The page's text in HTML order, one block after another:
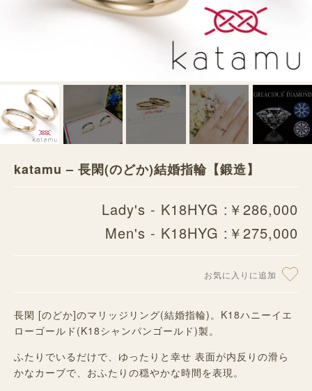
katamu – 長閑(のどか)結婚指輪【鍛造】
Lady's - K18HYG :￥286,000
Men's - K18HYG :￥275,000
お気に入りに追加
長閑 [のどか]のマリッジリング(結婚指輪)。K18ハニーイエ
ローゴールド(K18シャンパンゴールド)製。
ふたりでいるだけで、ゆったりと幸せ 表面が内反りの滑ら
かなカーブで、おふたりの穏やかな時間を表現。